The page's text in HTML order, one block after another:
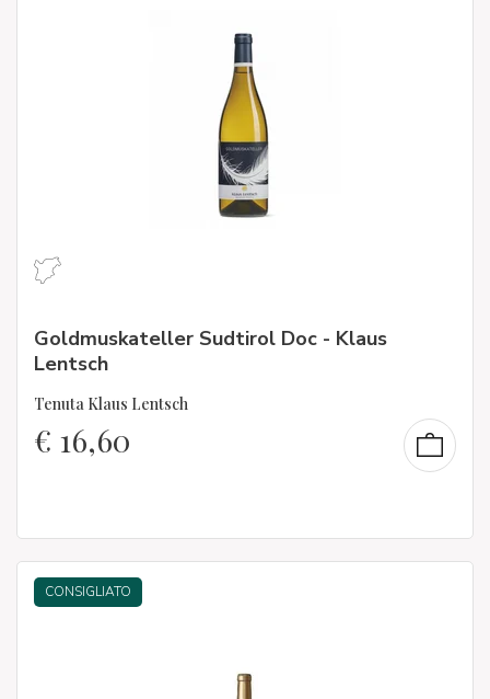
Goldmuskateller Sudtirol Doc - Klaus
Lentsch
Tenuta Klaus Lentsch
€ 16,60
CONSIGLIATO